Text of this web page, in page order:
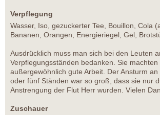
Verpflegung
Wasser, Iso, gezuckerter Tee, Bouillon, Cola
Bananen, Orangen, Energieriegel, Gel,
Ausdrücklich muss man sich bei den Leuten
Verpflegungsständen bedanken. Sie
außergewöhnlich gute Arbeit. Der Ansturm
oder fünf Ständen war so groß, dass sie nur
Anstrengung der Flut Herr wurden. Vielen
Zuschauer